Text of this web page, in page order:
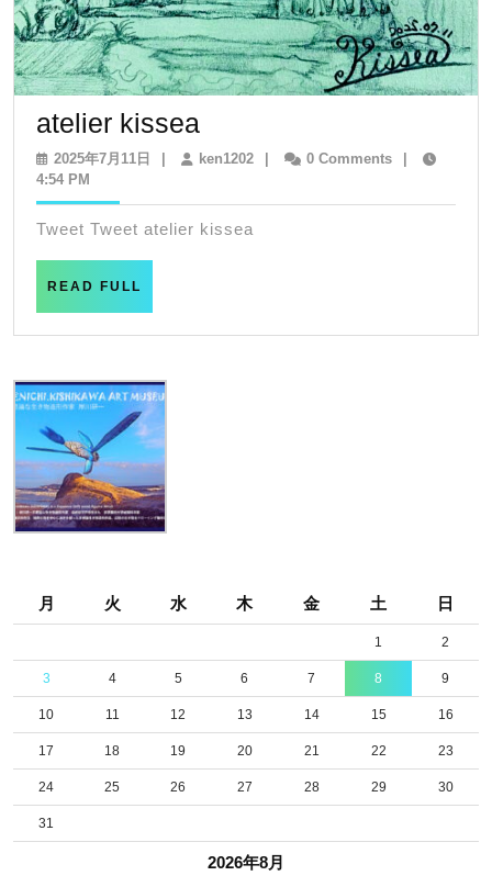
atelier kissea
kissea
2025年7月11日 2025
11
日
| ken1202ken1202
| 0 Comments
|
4:54 PM
Tweet Tweet atelier kissea
READ FULL
2026年8月
月 火 水 木 金 土 日
1 2
3 4 5 6 7 8 9
10 11 12 13 14 15 16
17 18 19 20 21 22 23
24 25 26 27 28 29 30
31